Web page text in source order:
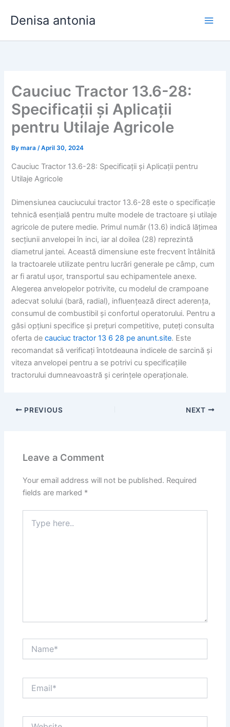
Denisa antonia
Cauciuc Tractor 13.6-28:
Specificații și Aplicații
pentru Utilaje Agricole
Bymara/April 30, 2024
Cauciuc Tractor 13.6-28: Specificații și Aplicații pentru
Utilaje Agricole
Dimensiunea cauciucului tractor 13.6-28 este o specificație
tehnică esențială pentru multe modele de tractoare și utilaje
agricole de putere medie. Primul număr (13.6) indică lățimea
secțiunii anvelopei în inci, iar al doilea (28) reprezintă
diametrul jantei. Această dimensiune este frecvent întâlnită
la tractoarele utilizate pentru lucrări generale pe câmp, cum
ar fi aratul ușor, transportul sau echipamentele anexe.
Alegerea anvelopelor potrivite, cu modelul de crampoane
adecvat solului (bară, radial), influențează direct aderența,
consumul de combustibil și confortul operatorului. Pentru a
găsi opțiuni specifice și prețuri competitive, puteți consulta
oferta decauciuc tractor 13 6 28 pe anunt.site. Este
recomandat să verificați întotdeauna indicele de sarcină și
viteza anvelopei pentru a se potrivi cu specificațiile
tractorului dumneavoastră și cerințele operaționale.
PREVIOUS NEXT
Leave a Comment
Your email address will not be published. Required
fields are marked *
here..